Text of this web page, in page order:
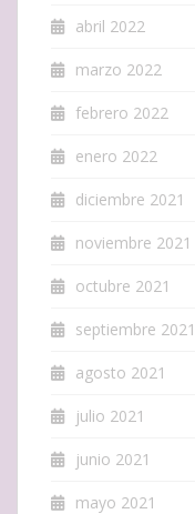
abril 2022
marzo 2022
febrero 2022
enero 2022
diciembre 2021
noviembre 2021
octubre 2021
septiembre 2021
agosto 2021
julio 2021
junio 2021
mayo 2021